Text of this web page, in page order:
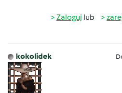
Zaloguj lub
kokolidek